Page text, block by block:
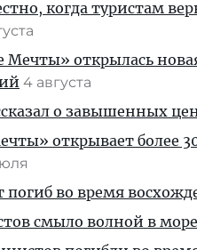
когда туристам
Мечты» открылась
4 августа
о завышенных
открывает более
погиб во время
смыло волной в